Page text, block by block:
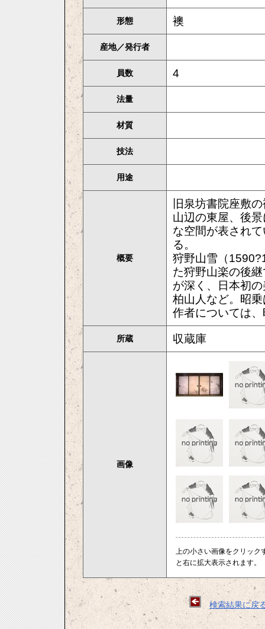
形態 襖
産地／発行者
員数 4
法量
材質
技法
用途
概要
旧泉坊書院座敷
山辺の東屋、後
な空間が表され
る。
狩野山雪（
た狩野山楽の後
が深く、日本初
柏山人など。昭
作者については
所蔵 収蔵庫
画像
上の小さい画像をクリック
と右に拡大表示されます。
検索結果に戻